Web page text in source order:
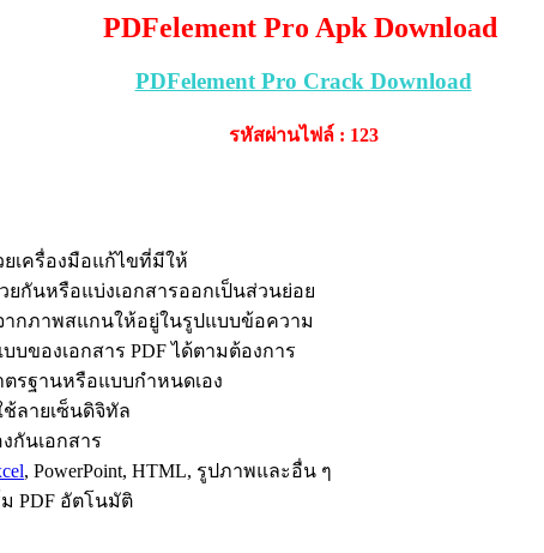
PDFelement Pro Apk Download
PDFelement Pro Crack Download
รหัสผ่านไฟล์ : 123
ยเครื่องมือแก้ไขที่มีให้
ยกันหรือแบ่งเอกสารออกเป็นส่วนย่อย
กภาพสแกนให้อยู่ในรูปแบบข้อความ
บของเอกสาร PDF ได้ตามต้องการ
รฐานหรือแบบกำหนดเอง
ช้ลายเซ็นดิจิทัล
กันเอกสาร
, PowerPoint, HTML, รูปภาพและอื่น ๆ
PDF อัตโนมัติ